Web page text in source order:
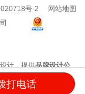
网站地图
号-2
限公司
计，提供品牌设计公
方案/企业logo设计
打电话